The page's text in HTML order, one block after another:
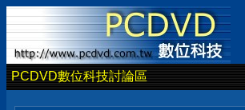
PCDVD數位科技討論區